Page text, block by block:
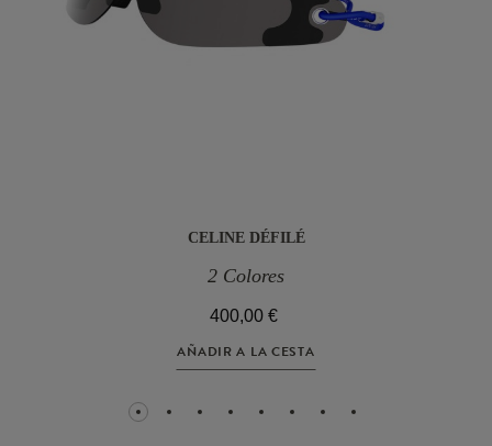
CELINE DÉFILÉ
2 Colores
400,00 €
AÑADIR A LA CESTA
1 2 3 4 5 6 7 8